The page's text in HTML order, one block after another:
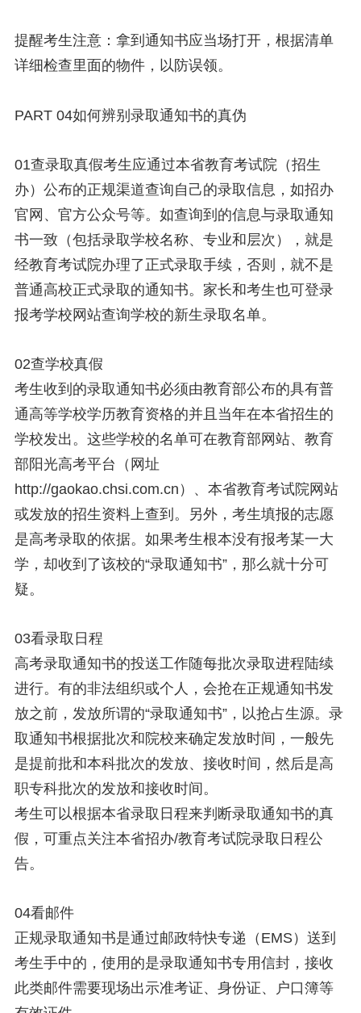
提醒考生注意：拿到通知书应当场打开，根据清单
详细检查里面的物件，以防误领。
PART 04如何辨别录取通知书的真伪
01查录取真假考生应通过本省教育考试院（招生
办）公布的正规渠道查询自己的录取信息，如招办
官网、官方公众号等。如查询到的信息与录取通知
书一致（包括录取学校名称、专业和层次），就是
经教育考试院办理了正式录取手续，否则，就不是
普通高校正式录取的通知书。家长和考生也可登录
报考学校网站查询学校的新生录取名单。
02查学校真假
考生收到的录取通知书必须由教育部公布的具有普
通高等学校学历教育资格的并且当年在本省招生的
学校发出。这些学校的名单可在教育部网站、教育
部阳光高考平台（网址
http://gaokao.chsi.com.cn）、本省教育考试院网站
或发放的招生资料上查到。另外，考生填报的志愿
是高考录取的依据。如果考生根本没有报考某一大
学，却收到了该校的“录取通知书”，那么就十分可
疑。
03看录取日程
高考录取通知书的投送工作随每批次录取进程陆续
进行。有的非法组织或个人，会抢在正规通知书发
放之前，发放所谓的“录取通知书”，以抢占生源。录
取通知书根据批次和院校来确定发放时间，一般先
是提前批和本科批次的发放、接收时间，然后是高
职专科批次的发放和接收时间。
考生可以根据本省录取日程来判断录取通知书的真
假，可重点关注本省招办/教育考试院录取日程公
告。
04看邮件
正规录取通知书是通过邮政特快专递（EMS）送到
考生手中的，使用的是录取通知书专用信封，接收
此类邮件需要现场出示准考证、身份证、户口簿等